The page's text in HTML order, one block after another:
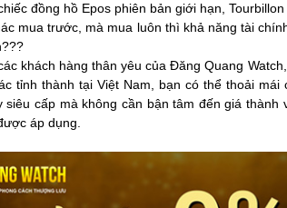
đồng hồ Epos phiên bản giới hạn,
mua trước, mà mua luôn thì khả năng tài
khách hàng thân yêu của Đăng Quang
tỉnh thành tại Việt Nam, bạn có thể thoải
siêu cấp mà không cần bận tâm đến giá thành
áp dụng.